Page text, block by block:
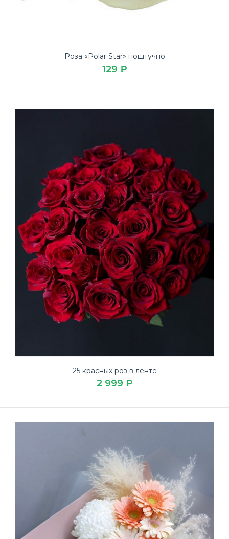
Роза «Polar Star» поштучно
129 ₽
25 красных роз в ленте
2 999 ₽